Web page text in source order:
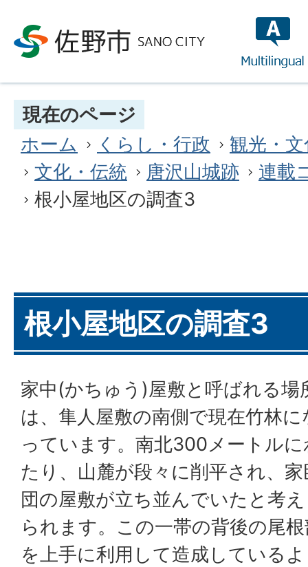
現在のページ
ホーム
くらし・行政
観光・
文化・伝統
唐沢山城跡
連載
根小屋地区の調査3
根小屋地区の調査3
家中(かちゅう)屋敷と呼ばれる場
は、隼人屋敷の南側で現在竹林に
っています。南北300メートルに
たり、山麓が段々に削平され、家
団の屋敷が立ち並んでいたと考え
られます。この一帯の背後の尾
を上手に利用して造成している